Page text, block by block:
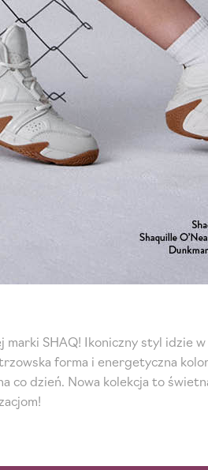
marki SHAQ! Ikoniczny styl idzie
forma i energetyczna
co dzień. Nowa kolekcja to